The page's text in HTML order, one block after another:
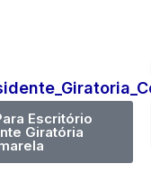
Escritório
Giratória